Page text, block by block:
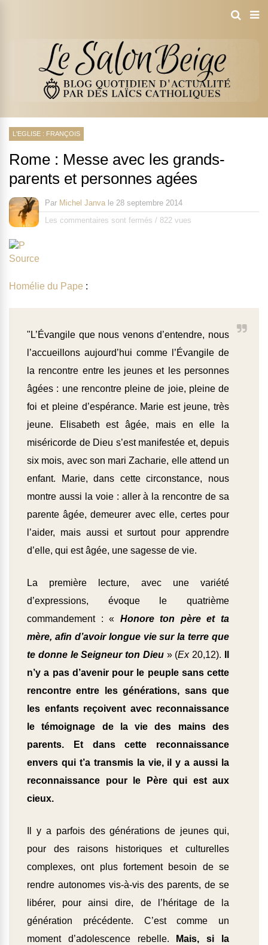
L'EGLISE : FRANÇOIS
Rome : Messe avec les grands-
parents et personnes agées
Par Michel Janva le 28 septembre 2014
Les commentaires sont fermés / 822 vues
Source
Homélie du Pape :
"L’Évangile que nous venons d’entendre, nous
l’accueillons aujourd’hui comme l’Évangile de
la rencontre entre les jeunes et les personnes
âgées : une rencontre pleine de joie, pleine de
foi et pleine d’espérance. Marie est jeune, très
jeune. Elisabeth est âgée, mais en elle la
miséricorde de Dieu s’est manifestée et, depuis
six mois, avec son mari Zacharie, elle attend un
enfant. Marie, dans cette circonstance, nous
montre aussi la voie : aller à la rencontre de sa
parente âgée, demeurer avec elle, certes pour
l’aider, mais aussi et surtout pour apprendre
d’elle, qui est âgée, une sagesse de vie.
La première lecture, avec une variété
d’expressions, évoque le quatrième
commandement : « Honore ton père et ta
mère, afin d’avoir longue vie sur la terre que
te donne le Seigneur ton Dieu» (Ex20,12).
n’y a pas d’avenir pour le peuple sans cette
rencontre entre les générations, sans que
les enfants reçoivent avec reconnaissance
le témoignage de la vie des mains des
parents. Et dans cette reconnaissance
envers qui t’a transmis la vie, il y a aussi la
reconnaissance pour le Père qui est aux
cieux.
Il y a parfois des générations de jeunes qui,
pour des raisons historiques et culturelles
complexes, ont plus fortement besoin de se
rendre autonomes vis-à-vis des parents, de se
libérer, pour ainsi dire, de l’héritage de la
génération précédente. C’est comme un
moment d’adolescence rebelle.
Mais, si la